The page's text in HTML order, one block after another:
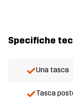
Specifiche
Una tasca
Tasca